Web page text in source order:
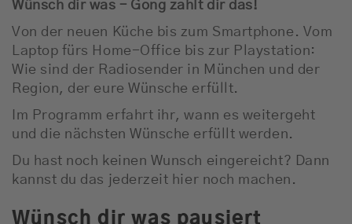
Musik
Wünsch dir was – Gong zahlt dir das!
Von der neuen Küche bis zum Smartphone. Vom
Laptop fürs Home-Office bis zur Playstation:
Wie sind der Radiosender in München und der
Region, der eure Wünsche erfüllt.
Im Programm erfahrt ihr, wann es weitergeht
und die nächsten Wünsche erfüllt werden.
Du hast noch keinen Wunsch eingereicht? Dann
kannst du das jederzeit hier noch machen.
Wünsch dir was pausiert